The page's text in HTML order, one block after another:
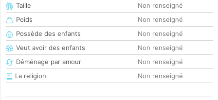
Taille
Non renseigné
Poids
Non renseigné
Possède des enfants
Non renseigné
Veut avoir des enfants
Non renseigné
Déménage par amour
Non renseigné
La religion
Non renseigné